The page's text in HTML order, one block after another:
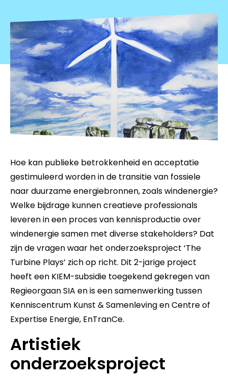
Hoe kan publieke betrokkenheid en acceptatie
gestimuleerd worden in de transitie van fossiele
naar duurzame energiebronnen, zoals windenergie?
Welke bijdrage kunnen creatieve professionals
leveren in een proces van kennisproductie over
windenergie samen met diverse stakeholders? Dat
zijn de vragen waar het onderzoeksproject ‘The
Turbine Plays’ zich op richt. Dit 2-jarige project
heeft een KIEM-subsidie toegekend gekregen van
Regieorgaan SIA en is een samenwerking tussen
Kenniscentrum Kunst & Samenleving en Centre of
Expertise Energie, EnTranCe.
Artistiek
onderzoeksproject